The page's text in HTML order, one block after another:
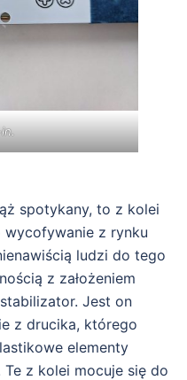
spotykany, to z kolei
wycofywanie z rynku
ludzi do tego
z założeniem
Jest on
z drucika, którego
elementy
z kolei mocuje się do